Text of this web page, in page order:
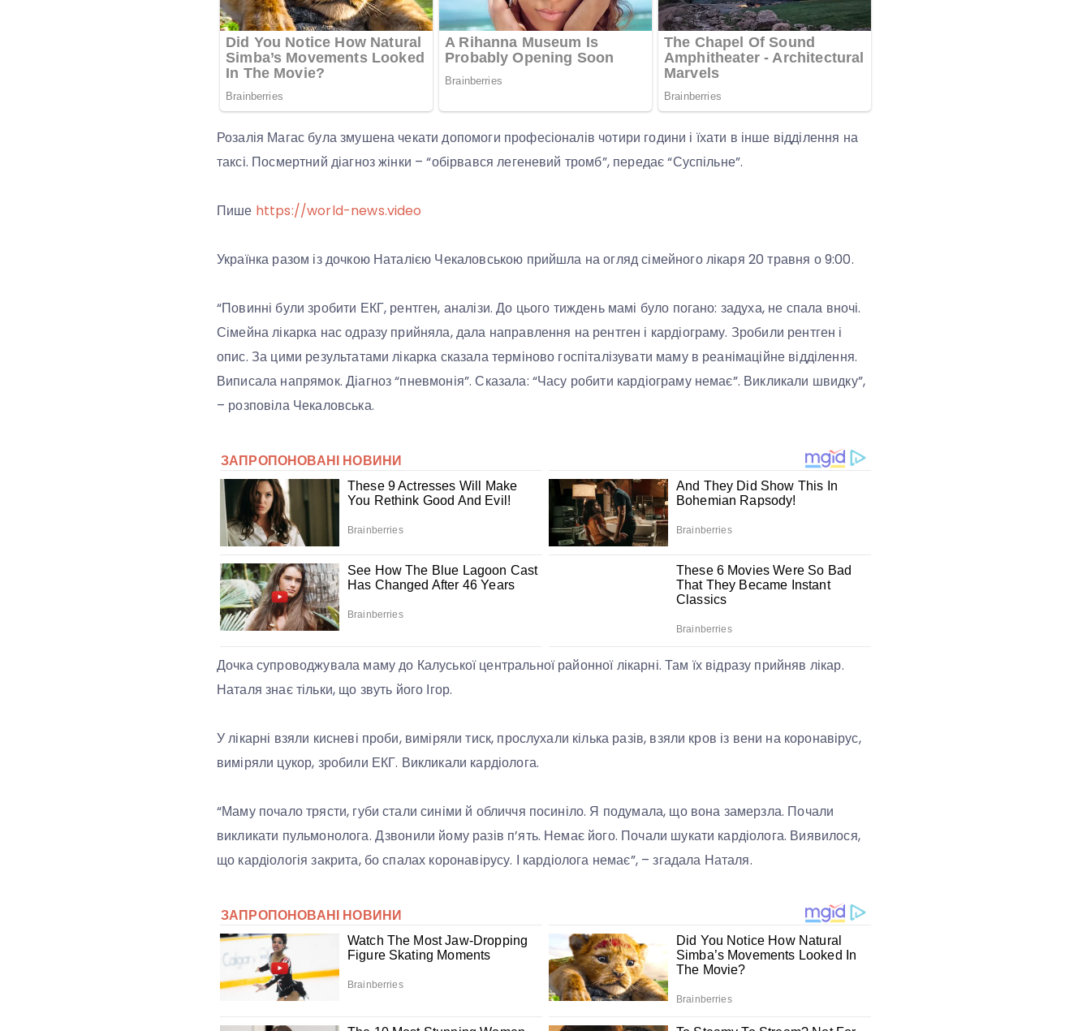
Розалія Магас була змушена чекати допомоги професіоналів чотири години і їхати в інше відділення на
таксі. Посмертний діагноз жінки – “обірвався легеневий тромб”, передає “Суспільне”.
Пише https://world-news.video
Українка разом із дочкою Наталією Чекаловською прийшла на огляд сімейного лікаря 20 травня о 9:00.
“Повинні були зробити ЕКГ, рентген, аналізи. До цього тиждень мамі було погано: задуха, не спала вночі.
Сімейна лікарка нас одразу прийняла, дала направлення на рентген і кардіограму. Зробили рентген і
опис. За цими результатами лікарка сказала терміново госпіталізувати маму в реанімаційне відділення.
Виписала напрямок. Діагноз “пневмонія”. Сказала: “Часу робити кардіограму немає”. Викликали швидку”,
– розповіла Чекаловська.
Дочка супроводжувала маму до Калуської центральної районної лікарні. Там їх відразу прийняв лікар.
Наталя знає тільки, що звуть його Ігор.
У лікарні взяли кисневі проби, виміряли тиск, прослухали кілька разів, взяли кров із вени на коронавірус,
виміряли цукор, зробили ЕКГ. Викликали кардіолога.
“Маму почало трясти, губи стали синіми й обличчя посиніло. Я подумала, що вона замерзла. Почали
викликати пульмонолога. Дзвонили йому разів п’ять. Немає його. Почали шукати кардіолога. Виявилося,
що кардіологія закрита, бо спалах коронавірусу. І кардіолога немає”, – згадала Наталя.